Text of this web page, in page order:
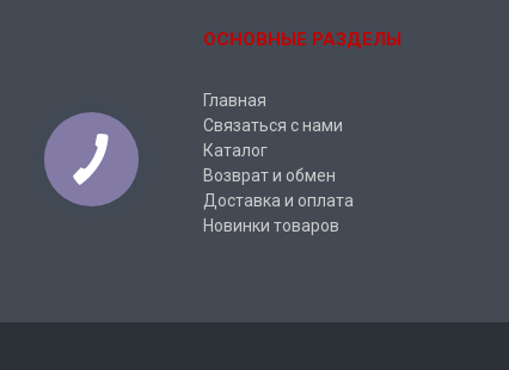
ОСНОВНЫЕ РАЗДЕЛЫ
Главная
Связаться с нами
Каталог
Возврат и обмен
Доставка и оплата
Новинки товаров